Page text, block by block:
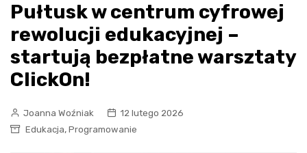
Pułtusk w centrum cyfrowej
rewolucji edukacyjnej –
startują bezpłatne warsztaty
ClickOn!
Joanna Woźniak
12 lutego 2026
Edukacja, Programowanie